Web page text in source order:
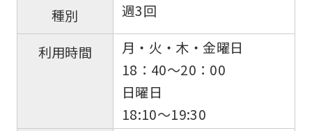
種別 週3回
利用時間
月・火・木・金曜日
18：40〜20：00
日曜日
18:10〜19:30
page.
However,
if
you
use